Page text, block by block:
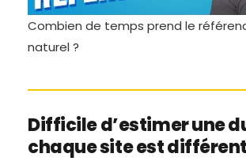
Combien de temps prend le
naturel ?
Difficile d’estimer une
chaque site est différent